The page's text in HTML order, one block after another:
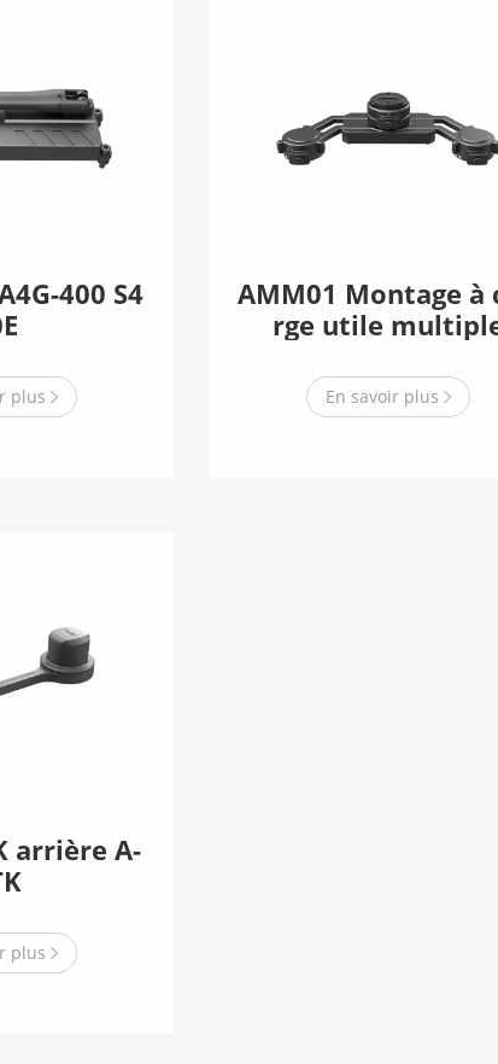
400 S4
plus
AMM01 Montage à
rge utile
En savoir plus
arrière A-
plus